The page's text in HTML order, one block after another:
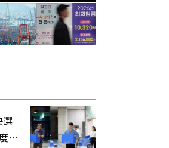
需給対応体制を点
選
家